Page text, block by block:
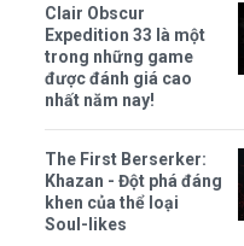
Clair Obscur
Expedition 33 là một
trong những game
được đánh giá cao
nhất năm nay!
The First Berserker:
Khazan - Đột phá đáng
khen của thể loại
Soul-likes